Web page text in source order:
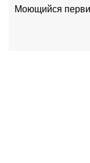
Моющийся